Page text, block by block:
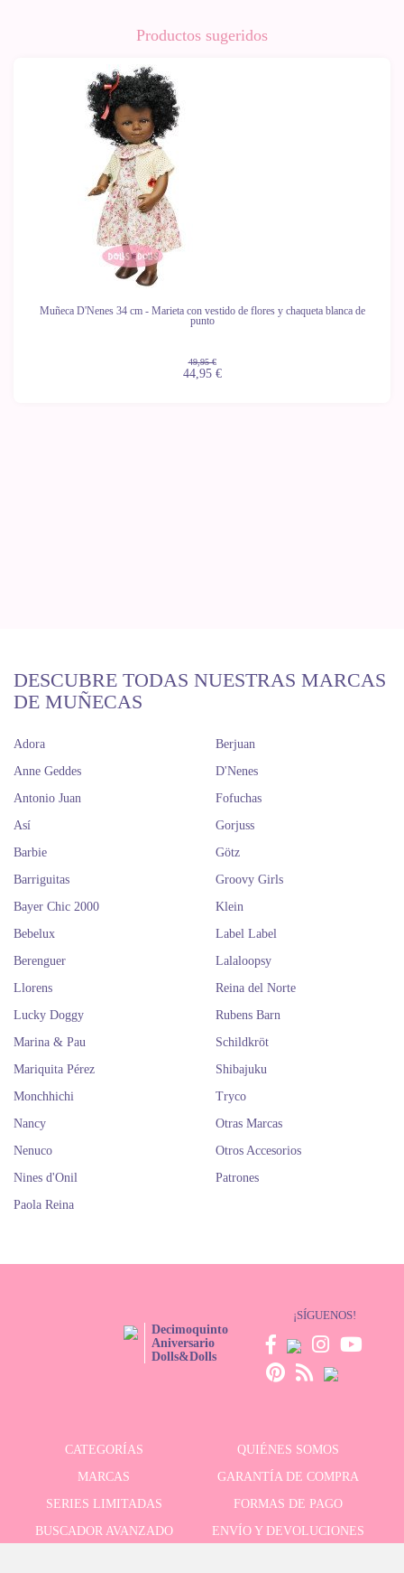
Productos sugeridos
Muñeca D'Nenes 34 cm - Marieta con vestido de flores y chaqueta blanca de
punto
49,95 €
44,95 €
DESCUBRE TODAS NUESTRAS MARCAS
DE MUÑECAS
Adora
Anne Geddes
Antonio Juan
Así
Barbie
Barriguitas
Bayer Chic 2000
Bebelux
Berenguer
Berjuan
D'Nenes
Fofuchas
Gorjuss
Götz
Groovy Girls
Klein
Label Label
Lalaloopsy
Llorens
Lucky Doggy
Marina & Pau
Mariquita Pérez
Monchhichi
Nancy
Nenuco
Nines d'Onil
Paola Reina
Reina del Norte
Rubens Barn
Schildkröt
Shibajuku
Tryco
Otras Marcas
Otros Accesorios
Patrones
Decimoquinto
Aniversario
Dolls&Dolls
¡SÍGUENOS!
CATEGORÍAS
QUIÉNES SOMOS
MARCAS
GARANTÍA DE COMPRA
SERIES LIMITADAS
FORMAS DE PAGO
BUSCADOR AVANZADO
ENVÍO Y DEVOLUCIONES